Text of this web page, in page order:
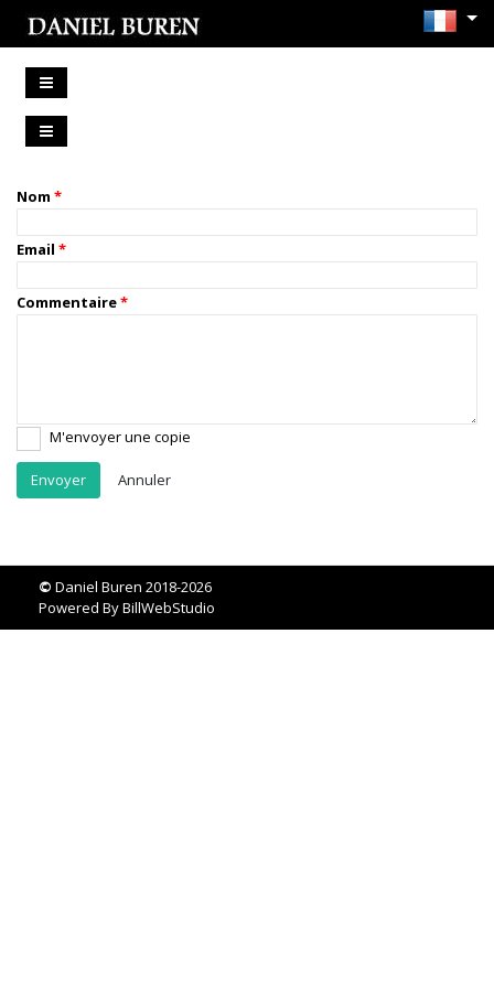
Nom
Email
Commentaire
M'envoyer une copie
Annuler
© Daniel Buren 2018-2026
Powered ByBillWebStudio